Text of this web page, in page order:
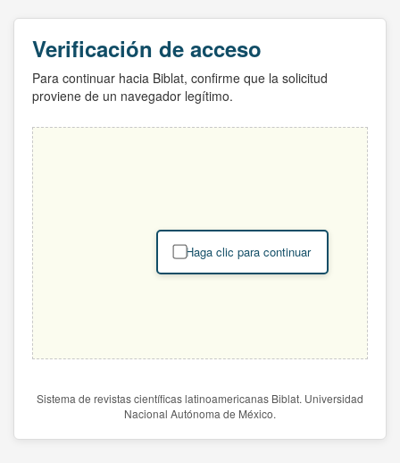
Verificación de acceso
Para continuar hacia Biblat, confirme que la solicitud
proviene de un navegador legítimo.
Haga clic para continuar
Sistema de revistas científicas latinoamericanas Biblat. Universidad
Nacional Autónoma de México.